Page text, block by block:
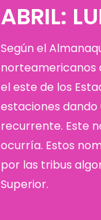
ABRIL:
Según el
norteamericanos
el este de los
estaciones
recurrente. Este
ocurría. Estos
por las tribus
Superior.